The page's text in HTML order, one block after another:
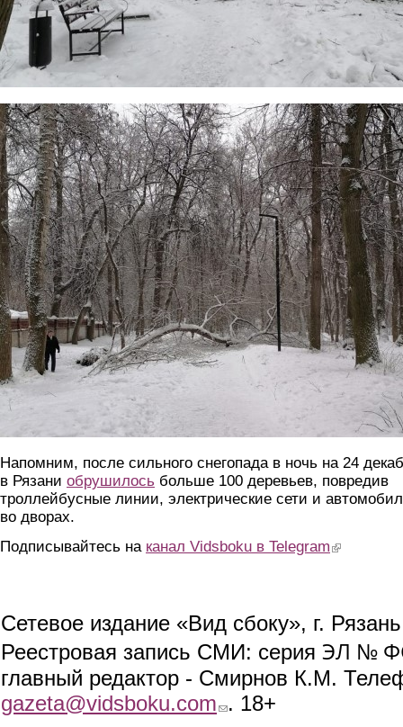
100_derevev4.jpg
Напомним, после сильного снегопада в ночь на 24
в Рязани обрушилось больше 100 деревьев, повредив
троллейбусные линии, электрические сети и
во дворах.
Подписывайтесь на канал Vidsboku в Telegram (link is
Сетевое издание «Вид сбоку», г.
Реестровая запись СМИ: серия ЭЛ №
главный редактор - Смирнов К.М.
gazeta@vidsboku.com (link sends e-mail)
. 18+